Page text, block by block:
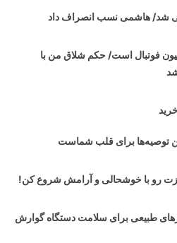
شد/ هاشمی نسب انصراف داد
فوتبال است/ حکم شلاق من با
رو با خوشحالی و آرامش شروع کن!